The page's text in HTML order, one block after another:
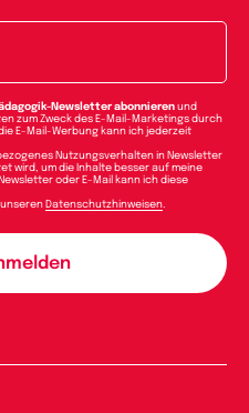
Newsletter abonnierenund
zum Zweck des E-Mail-Marketings durch
E-Mail-Werbung kann ich jederzeit
Nutzungsverhalten in Newsletter
wird, um die Inhalte besser auf meine
oder E-Mail kann ich diese
Datenschutzhinweisen.